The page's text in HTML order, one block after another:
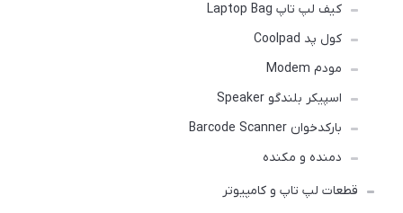
کیف لپ تاپ Laptop Bag
کول پد Coolpad
مودم Modem
اسپیکر بلندگو Speaker
بارکدخوان Barcode Scanner
دمنده و مکنده
قطعات لپ تاپ و کامپیوتر